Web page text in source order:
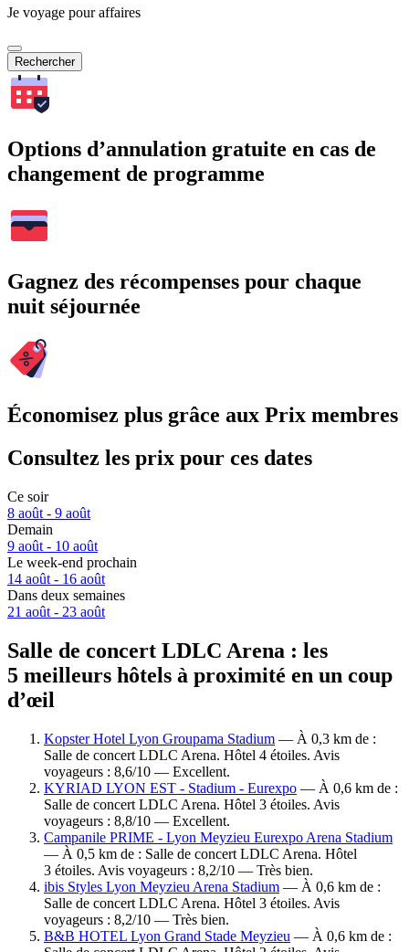
Je voyage pour affaires
Rechercher
Options d’annulation gratuite en cas de
changement de programme
Gagnez des récompenses pour chaque
nuit séjournée
Économisez plus grâce aux Prix membres
Consultez les prix pour ces dates
Ce soir
8 août - 9 août
Demain
9 août - 10 août
Le week-end prochain
14 août - 16 août
Dans deux semaines
21 août - 23 août
Salle de concert LDLC Arena : les
5 meilleurs hôtels à proximité en un coup
d’œil
Kopster Hotel Lyon Groupama Stadium — À 0,3 km de :
Salle de concert LDLC Arena. Hôtel 4 étoiles. Avis
voyageurs : 8,6/10 — Excellent.
KYRIAD LYON EST - Stadium - Eurexpo — À 0,6 km de :
Salle de concert LDLC Arena. Hôtel 3 étoiles. Avis
voyageurs : 8,8/10 — Excellent.
Campanile PRIME - Lyon Meyzieu Eurexpo Arena Stadium
— À 0,5 km de : Salle de concert LDLC Arena. Hôtel
3 étoiles. Avis voyageurs : 8,2/10 — Très bien.
ibis Styles Lyon Meyzieu Arena Stadium — À 0,6 km de :
Salle de concert LDLC Arena. Hôtel 3 étoiles. Avis
voyageurs : 8,2/10 — Très bien.
B&B HOTEL Lyon Grand Stade Meyzieu — À 0,6 km de :